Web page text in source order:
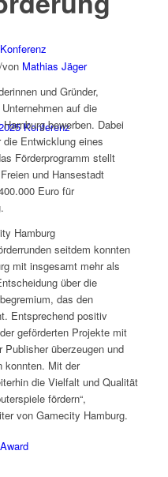
Konferenz
/von Mathias Jäger
und Gründer,
auf die
bewerben. Dabei
Entwicklung eines
Förderprogramm stellt
und Hansestadt
Euro für
Hamburg
seitdem konnten
mit insgesamt mehr als
über die
das den
Entsprechend positiv
geförderten Projekte mit
überzeugen und
konnten. Mit der
die Vielfalt und Qualität
fördern“,
von Gamecity Hamburg.